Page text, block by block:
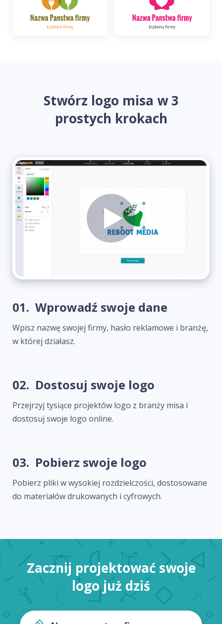
Stwórz logo misa w 3
prostych krokach
01. Wprowadź swoje dane
Wpisz nazwę swojej firmy, hasło reklamowe i branżę,
w której działasz.
02. Dostosuj swoje logo
Przejrzyj tysiące projektów logo z branży misa i
dostosuj swoje logo online.
03. Pobierz swoje logo
Pobierz pliki w wysokiej rozdzielczości, dostosowane
do materiałów drukowanych i cyfrowych.
Zacznij projektować swoje
logo już dziś